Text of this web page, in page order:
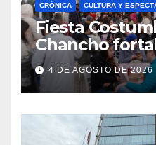
CRÓNICA CULTURA Y
Fiesta
Chancho
economía
impacto en la
4 DE AGOSTO DE 2026